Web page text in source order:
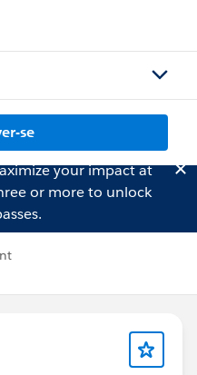
se
your impact at
or more to unlock